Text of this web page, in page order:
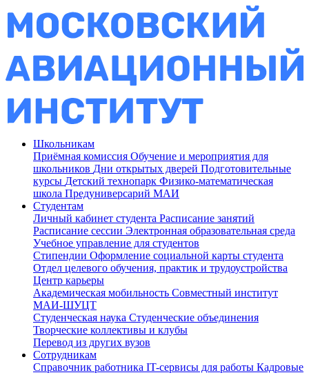
Школьникам
Приёмная комиссия Обучение и мероприятия для
школьников Дни открытых дверей Подготовительные
курсы Детский технопарк Физико-математическая
школа Предуниверсарий МАИ
Студентам
Личный кабинет студента Расписание занятий
Расписание сессии Электронная образовательная среда
Учебное управление для студентов
Стипендии Оформление социальной карты студента
Отдел целевого обучения, практик и трудоустройства
Центр карьеры
Академическая мобильность Совместный институт
МАИ-ШУЦТ
Студенческая наука Студенческие объединения
Творческие коллективы и клубы
Перевод из других вузов
Сотрудникам
Cправочник работника IT-сервисы для работы Кадровые